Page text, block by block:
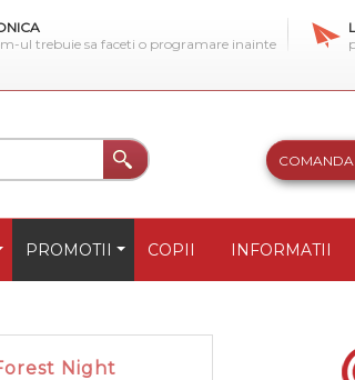
ul trebuie sa faceti o programare inainte
COMANDA
PROMOTII COPII INFORMATII
Night